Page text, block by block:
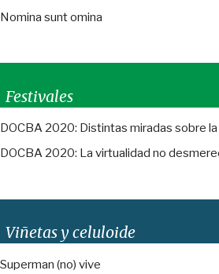
Nomina sunt omina
Festivales
DOCBA 2020: Distintas miradas sobre
DOCBA 2020: La virtualidad no
Viñetas y celuloide
Superman (no) vive